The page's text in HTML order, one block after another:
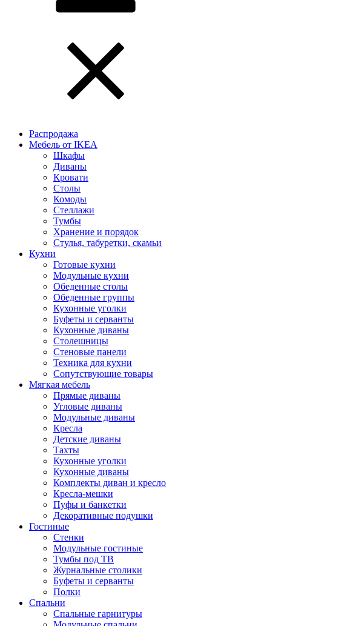
Распродажа
Мебель от IKEA
Шкафы
Диваны
Кровати
Столы
Комоды
Стеллажи
Тумбы
Хранение и порядок
Стулья, табуретки, скамьи
Кухни
Готовые кухни
Модульные кухни
Обеденные столы
Обеденные группы
Кухонные уголки
Буфеты и серванты
Кухонные диваны
Столешницы
Стеновые панели
Техника для кухни
Сопутствующие товары
Мягкая мебель
Прямые диваны
Угловые диваны
Модульные диваны
Кресла
Детские диваны
Тахты
Кухонные уголки
Кухонные диваны
Комплекты диван и кресло
Кресла-мешки
Пуфы и банкетки
Декоративные подушки
Гостиные
Стенки
Модульные гостиные
Тумбы под ТВ
Журнальные столики
Буфеты и серванты
Полки
Спальни
Спальные гарнитуры